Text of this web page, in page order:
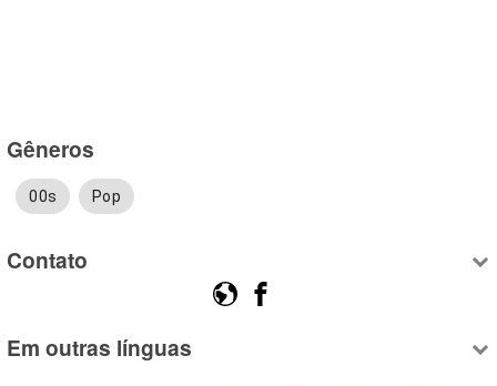
Gêneros
00s Pop
Contato
Em outras línguas